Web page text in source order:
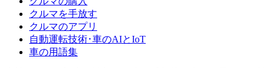
クルマを手放す
クルマのアプリ
自動運転技術･車のAIとIoT
車の用語集